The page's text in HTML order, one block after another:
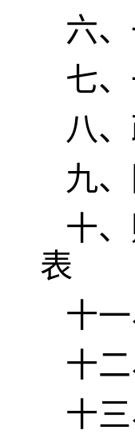
六
七、
八
九
十、
表
十
十
十三